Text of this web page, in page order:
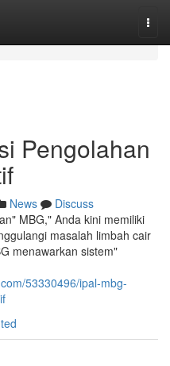
Pengolahan
News
Discuss
MBG," Anda kini memiliki
masalah limbah cair
menawarkan sistem"
53330496/ipal-mbg-